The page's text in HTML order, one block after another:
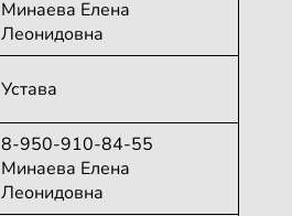
Минаева Елена
Леонидовна
Устава
8-950-910-84-55
Минаева Елена
Леонидовна